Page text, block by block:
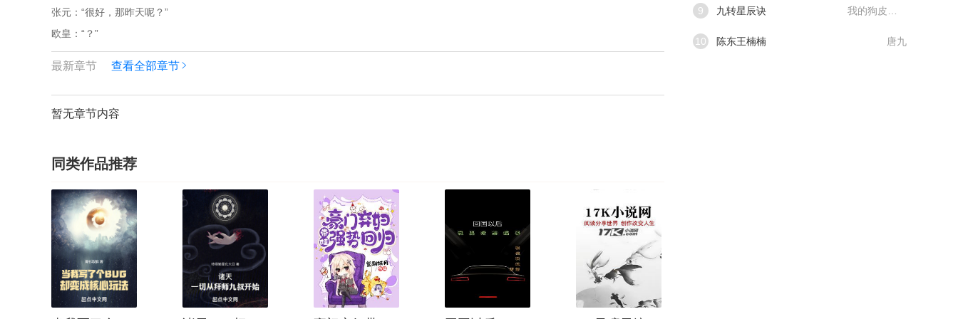
张元：“很好，那昨天呢？”
欧皇：“？”
最新章节 查看全部章节
暂无章节内容
同类作品推荐
9 九转星辰诀
10 陈东王楠楠 唐九